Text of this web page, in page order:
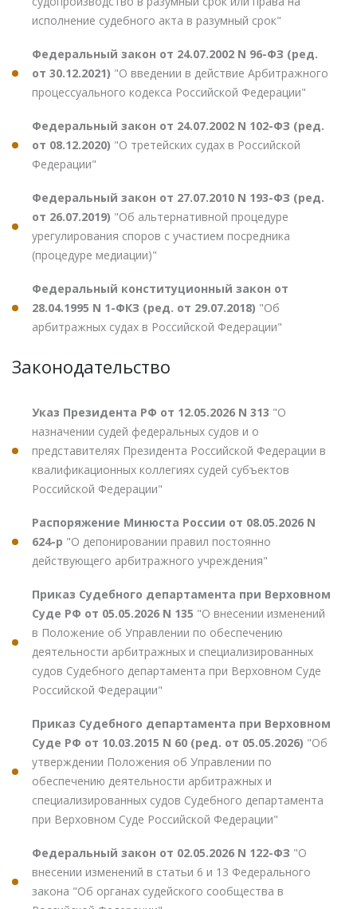
исполнение судебного акта в разумный срок"
Федеральный закон от 24.07.2002 N 96-ФЗ (ред.
от 30.12.2021) "О введении в действие Арбитражного
процессуального кодекса Российской Федерации"
Федеральный закон от 24.07.2002 N 102-ФЗ (ред.
от 08.12.2020) "О третейских судах в Российской
Федерации"
Федеральный закон от 27.07.2010 N 193-ФЗ (ред.
от 26.07.2019) "Об альтернативной процедуре
урегулирования споров с участием посредника
(процедуре медиации)"
Федеральный конституционный закон от
28.04.1995 N 1-ФКЗ (ред. от 29.07.2018) "Об
арбитражных судах в Российской Федерации"
Законодательство
Указ Президента РФ от 12.05.2026 N 313 "О
назначении судей федеральных судов и о
представителях Президента Российской Федерации в
квалификационных коллегиях судей субъектов
Российской Федерации"
Распоряжение Минюста России от 08.05.2026 N
624-р "О депонировании правил постоянно
действующего арбитражного учреждения"
Приказ Судебного департамента при Верховном
Суде РФ от 05.05.2026 N 135 "О внесении изменений
в Положение об Управлении по обеспечению
деятельности арбитражных и специализированных
судов Судебного департамента при Верховном Суде
Российской Федерации"
Приказ Судебного департамента при Верховном
Суде РФ от 10.03.2015 N 60 (ред. от 05.05.2026) "Об
утверждении Положения об Управлении по
обеспечению деятельности арбитражных и
специализированных судов Судебного департамента
при Верховном Суде Российской Федерации"
Федеральный закон от 02.05.2026 N 122-ФЗ "О
внесении изменений в статьи 6 и 13 Федерального
закона "Об органах судейского сообщества в